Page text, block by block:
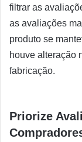
filtrar as
as avaliações
produto se
houve alteração
fabricação.
Priorize